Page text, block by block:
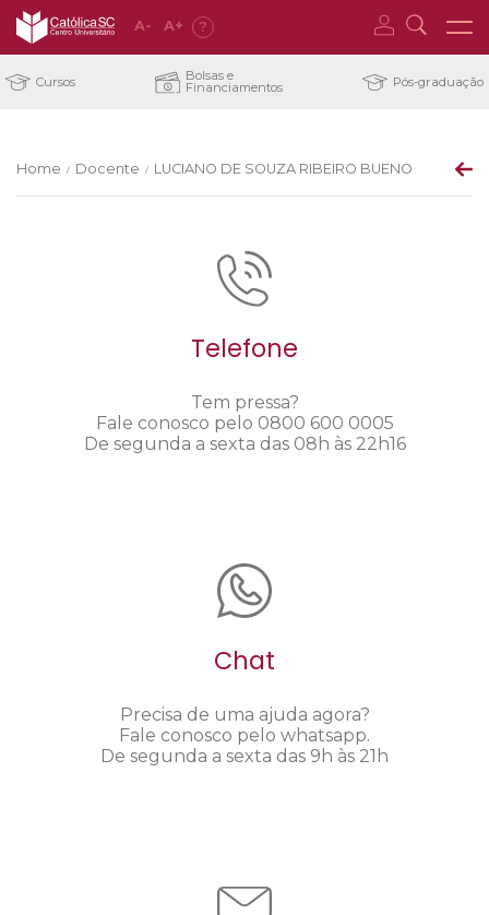
A- A+ ?
Cursos Bolsas e
Financiamentos Pós-graduação
Home / Docente / LUCIANO DE SOUZA RIBEIRO BUENO
Telefone
Tem pressa?
Fale conosco pelo 0800 600 0005
De segunda a sexta das 08h às 22h16
Chat
Precisa de uma ajuda agora?
Fale conosco pelo whatsapp.
De segunda a sexta das 9h às 21h